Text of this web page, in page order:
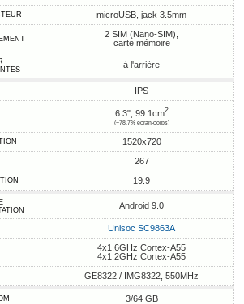
microUSB, jack 3.5mm
2 SIM (Nano-SIM),
carte mémoire
à l'arrière
IPS
6.3", 99.1cm2
(~78.7% écran-corps)
1520x720
267
19:9
Android 9.0
Unisoc SC9863A
4x1.6GHz Cortex-A55
4x1.2GHz Cortex-A55
GE8322 / IMG8322, 550MHz
3/64 GB